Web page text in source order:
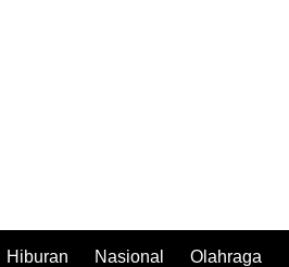
Hiburan Nasional Olahraga